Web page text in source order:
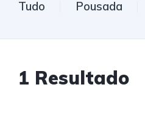
Tudo Pousada
1 Resultado